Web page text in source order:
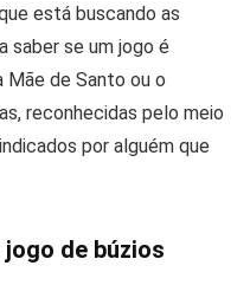
está buscando as
saber se um jogo é
Mãe de Santo ou o
reconhecidas pelo meio
por alguém que
de búzios